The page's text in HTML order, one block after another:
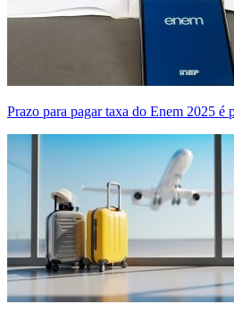
Prazo para pagar taxa do Enem 2025 é